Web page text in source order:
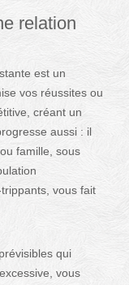
relation
est un
vos réussites ou
créant un
aussi : il
famille, sous
vous fait
qui
vous